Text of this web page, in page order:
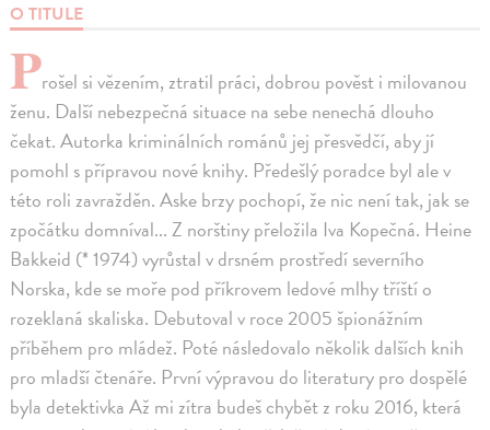
O TITULE
Prošel si vězením, ztratil práci, dobrou pověst i milovanou
ženu. Další nebezpečná situace na sebe nenechá dlouho
čekat. Autorka kriminálních románů jej přesvědčí, aby jí
pomohl s přípravou nové knihy. Předešlý poradce byl ale v
této roli zavražděn. Aske brzy pochopí, že nic není tak, jak se
zpočátku domníval... Z norštiny přeložila Iva Kopečná. Heine
Bakkeid (* 1974) vyrůstal v drsném prostředí severního
Norska, kde se moře pod příkrovem ledové mlhy tříští o
rozeklaná skaliska. Debutoval v roce 2005 špionážním
příběhem pro mládež. Poté následovalo několik dalších knih
pro mladší čtenáře. První výpravou do literatury pro dospělé
byla detektivka Až mi zítra budeš chybět z roku 2016, která